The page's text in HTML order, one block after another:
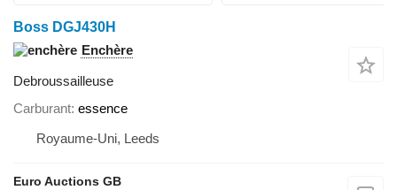
Boss DGJ430H
Enchère
Debroussailleuse
Carburant essence
Royaume-Uni, Leeds
Euro Auctions GB